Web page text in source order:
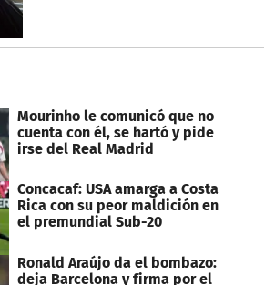
Mourinho le comunicó que no
cuenta con él, se hartó y pide
irse del Real Madrid
Concacaf: USA amarga a Costa
Rica con su peor maldición en
el premundial Sub-20
Ronald Araújo da el bombazo:
deja Barcelona y firma por el